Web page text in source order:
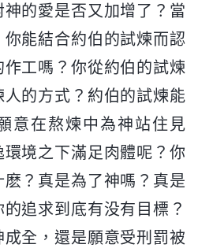
的愛是否又加增了？當
能結合約伯的試煉而認
工嗎？你從約伯的試煉
的方式？約伯的試煉能
意在熬煉中為神站住見
境之下滿足肉體呢？你
？真是為了神嗎？真是
追求到底有没有目標？
全，還是願意受刑罰被